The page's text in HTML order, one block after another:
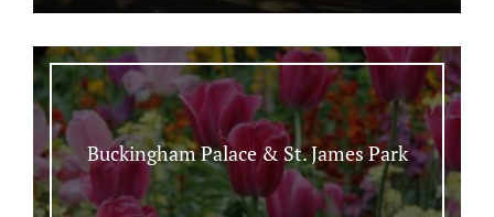
Buckingham Palace & St. James Park